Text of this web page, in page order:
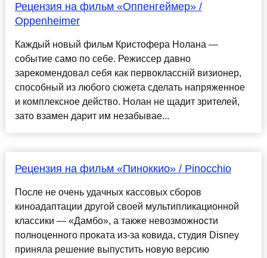
Рецензия на фильм «Оппенгеймер» /
Oppenheimer
Каждый новый фильм Кристофера Нолана —
событие само по себе. Режиссер давно
зарекомендовал себя как первоклассній визионер,
способный из любого сюжета сделать напряженное
и комплексное действо. Нолан не щадит зрителей,
зато взамен дарит им незабывае...
Рецензия на фильм «Пиноккио» / Pinocchio
После не очень удачных кассовых сборов
киноадаптации другой своей мультипликационной
классики — «Дамбо», а также невозможности
полноценного проката из-за ковида, студия Disney
приняла решение выпустить новую версию